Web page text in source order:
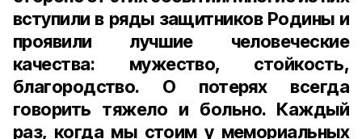
вступили в ряды защитников Родины и
проявили лучшие человеческие
качества: мужество, стойкость,
благородство. О потерях всегда
говорить тяжело и больно. Каждый
раз, когда мы стоим у мемориальных